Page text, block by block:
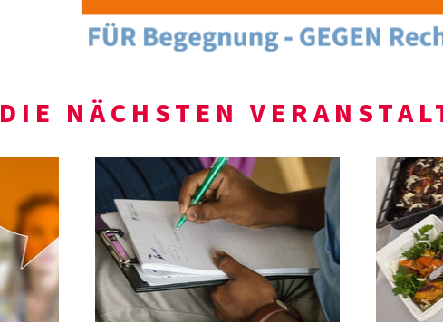
DIE NÄCHSTEN